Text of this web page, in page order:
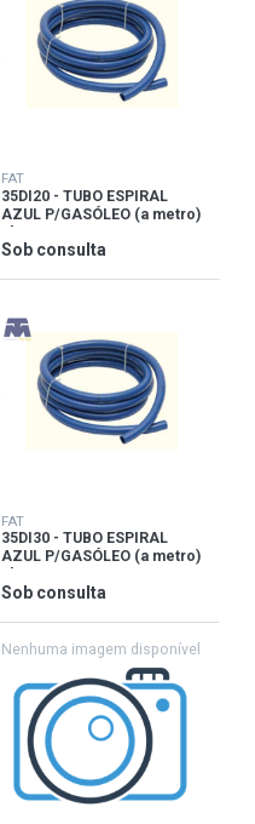
FAT
35DI20 - TUBO ESPIRAL
AZUL P/GASÓLEO (a metro)
Sob consulta
FAT
35DI30 - TUBO ESPIRAL
AZUL P/GASÓLEO (a metro)
Sob consulta